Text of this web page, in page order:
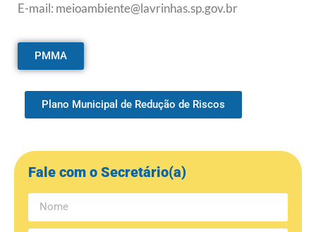
E-mail: meioambiente@lavrinhas.sp.gov.br
PMMA
Plano Municipal de Redução de Riscos
Fale com o Secretário(a)